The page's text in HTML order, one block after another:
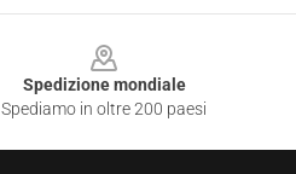
Spedizione mondiale
Spediamo in oltre 200 paesi